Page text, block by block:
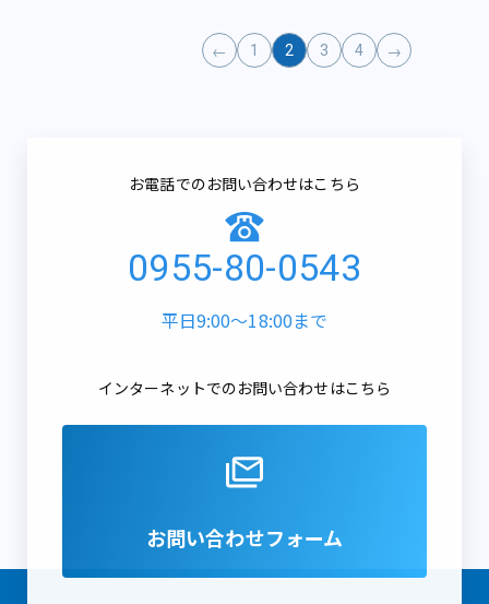
← 1 2 3 4 →
お電話でのお問い合わせはこちら
0955-80-0543
平日9:00～18:00まで
インターネットでのお問い合わせはこちら
お問い合わせフォーム